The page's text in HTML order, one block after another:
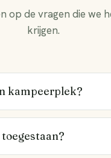
op de vragen die we
krijgen.
kampeerplek?
€ 23,50 en in het
Dat is inclusief 2 personen,
of tent, elektriciteit,